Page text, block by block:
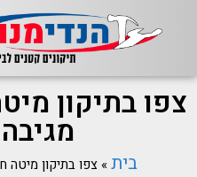
צפו בתיקון
בית»צפו בתיקון